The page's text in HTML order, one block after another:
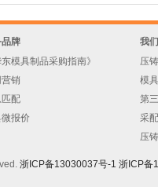
品牌
东模具制品采购指南》
销
配
报价
我
压
模
第
采
压
浙ICP备13030037号-1 浙ICP备